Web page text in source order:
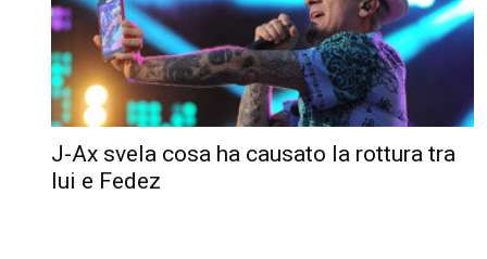
J-Ax svela cosa ha causato la rottura tra
lui e Fedez